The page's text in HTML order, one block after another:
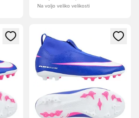
Na voljo veliko velikosti
ali vpis kot članOdpre Modal za prijavo ali